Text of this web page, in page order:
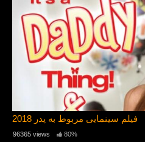
فیلم سینمایی مربوط به پدر 2018
96365 views 80%